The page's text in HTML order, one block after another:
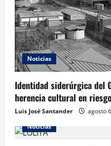
Noticias
Identidad siderúrgica del
herencia cultural en riesgo
Luis José Santander
agosto
Noticias